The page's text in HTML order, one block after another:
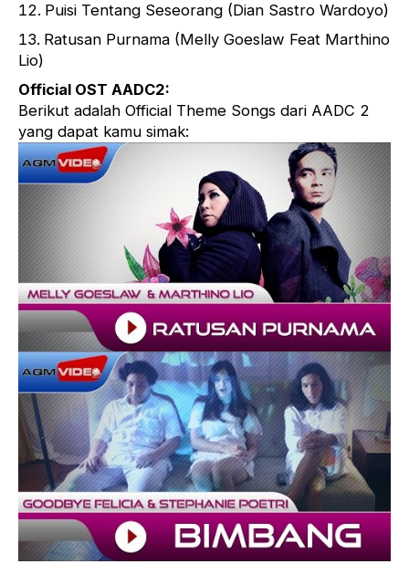
Puisi Tentang Seseorang (Dian Sastro Wardoyo)
Ratusan Purnama (Melly Goeslaw Feat Marthino
Lio)
Official OST AADC2:
Berikut adalah Official Theme Songs dari AADC 2
yang dapat kamu simak: